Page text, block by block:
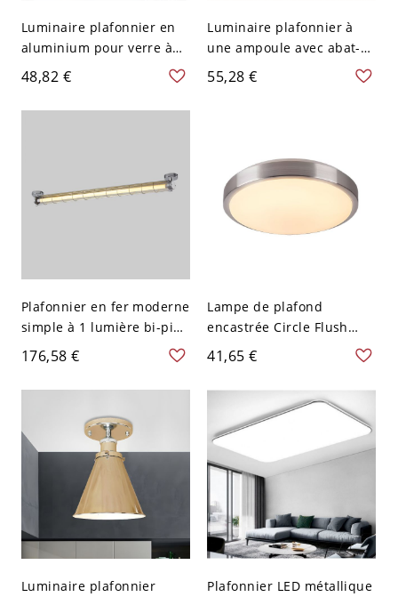
Luminaire plafonnier en
aluminium pour verre à
vin Minimaliste 1 tête 6
pouces de large Éclairage
encastré chromé pour
48,82 €
Luminaire plafonnier à
une ampoule avec abat-
jour en verre clair vintage
semi-encastré intérieur
55,28 €
Plafonnier en fer moderne
simple à 1 lumière bi-pin
angulaire métallique pour
usage commercial, 110V-
120V
176,58 €
Lampe de plafond
encastrée Circle Flush
contemporaine en
aluminium de 8" de large
avec LED argentée en
lumière blanche
41,65 €
Luminaire plafonnier
Plafonnier LED métallique